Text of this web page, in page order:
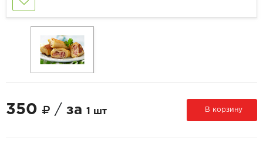
350 / за 1 шт В корзину